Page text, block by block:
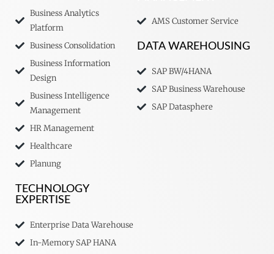
Business Analytics
Platform
Business Consolidation
Business Information
Design
Business Intelligence
Management
HR Management
Healthcare
Planung
TECHNOLOGY
EXPERTISE
Enterprise Data Warehouse
In-Memory SAP HANA
AMS Customer Service
DATA WAREHOUSING
SAP BW/4HANA
SAP Business Warehouse
SAP Datasphere